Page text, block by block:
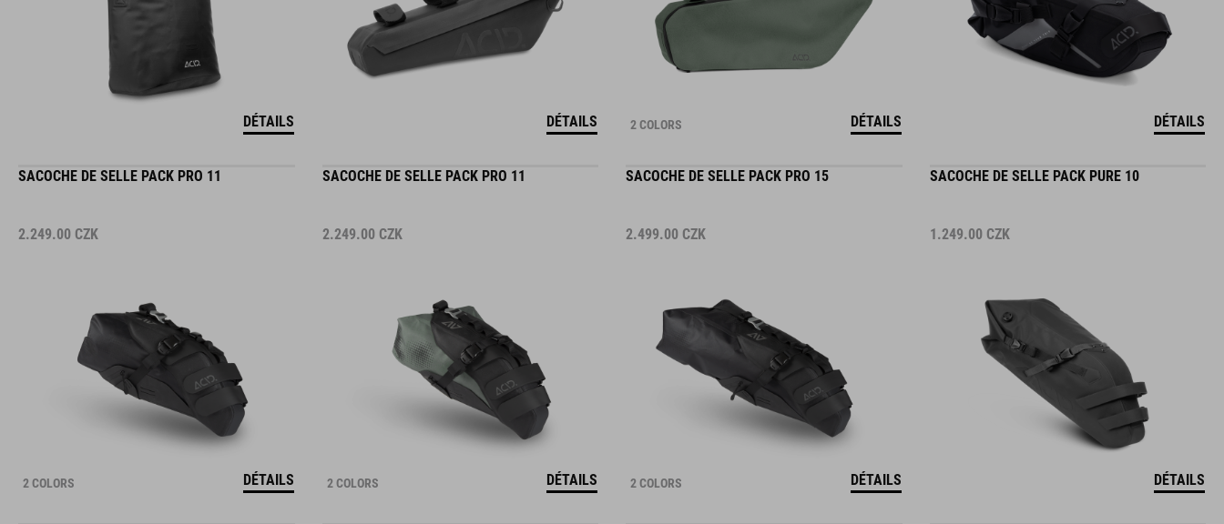
DÉTAILS DÉTAILS 2 COLORS DÉTAILS DÉTAILS
SACOCHE DE SELLE PACK PRO 11
2.249.00 CZK
2 COLORS DÉTAILS
SACOCHE DE SELLE PACK PRO 11
2.249.00 CZK
2 COLORS DÉTAILS
SACOCHE DE SELLE PACK PRO 15
2.499.00 CZK
2 COLORS DÉTAILS
SACOCHE DE SELLE PACK PURE 10
1.249.00 CZK
DÉTAILS